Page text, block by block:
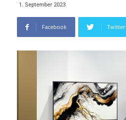
1. September 2023
Facebook Twitter